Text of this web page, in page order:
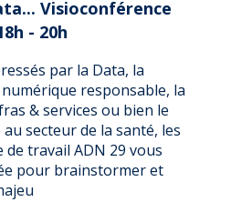
Visioconférence
- 20h
par la Data, la
responsable, la
& services ou bien le
secteur de la santé, les
travail ADN 29 vous
pour brainstormer et